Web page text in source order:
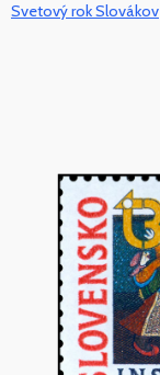
Svetový rok Slovákov